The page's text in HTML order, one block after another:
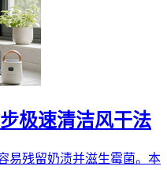
极速清洁风干法
易残留奶渍并滋生霉菌。本